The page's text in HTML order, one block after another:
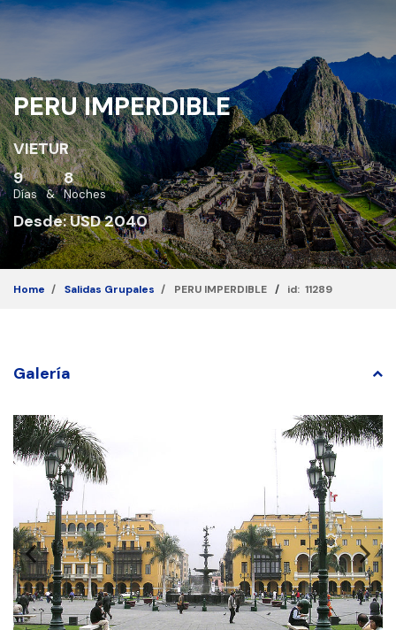
PERU IMPERDIBLE
VIETUR
9
Días &
8
Noches
Desde: USD 2040
Home Salidas Grupales PERU IMPERDIBLE / id: 11289
Galería